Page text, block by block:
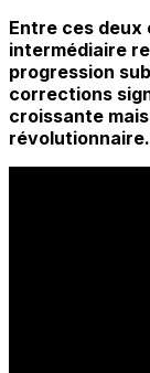
Entre ces deux
intermédiaire
progression
corrections
croissante
révolutionnaire.